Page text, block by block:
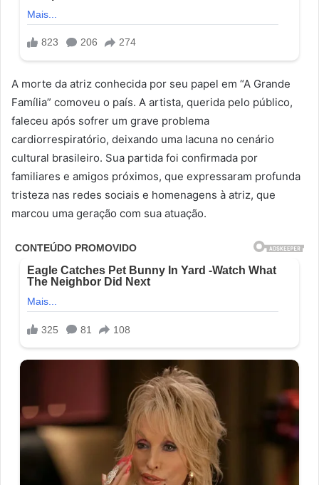
A morte da atriz conhecida por seu papel em “A Grande
Família” comoveu o país. A artista, querida pelo público,
faleceu após sofrer um grave problema
cardiorrespiratório, deixando uma lacuna no cenário
cultural brasileiro. Sua partida foi confirmada por
familiares e amigos próximos, que expressaram profunda
tristeza nas redes sociais e homenagens à atriz, que
marcou uma geração com sua atuação.